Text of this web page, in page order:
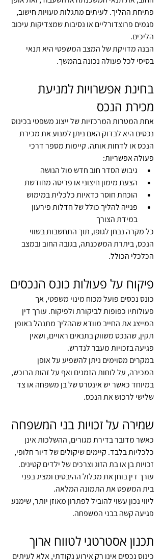
פתיחת ההליך. לעיתים מתגלות טעויות חישוב,
פגמים פרוצדורליים או נסיבות שמצדיקות עיכוב
הליכים.
הבנה מדויקת של המצב המשפטי היא תנאי
בסיסי לכל פעולה נכונה בהמשך.
בחינת אפשרויות למניעת
מכירת הנכס
אחת המטרות המרכזיות של ייצוג משפטי בכינוס
נכסים היא לבדוק האם ניתן למנוע את מכירת
הנכס או לדחות אותה. קיימות מספר דרכי
פעולה אפשריות:
גיבוש הסדר חוב חדש מול הנושה
הצעת מימון חיצוני או פריסה מחודשת
הוכחת חוסר כדאיות כלכלית במימוש
פנייה להליך כולל של חדלות פירעון
במידת הצורך
כל מקרה נבחן לגופו, תוך התחשבות בשווי
הנכס, ביתרת המשכנתה, בגובה החוב ובמצב
הכלכלי הכולל.
פיקוח על פעולות כונס הנכסים
כונס נכסים פועל מכוח מינוי משפטי, אך
פעולותיו כפופות לביקורת ולפיקוח. עורך דין
המייצג את החייב מוודא שההליך מתנהל באופן
תקין, שהנכס משווק בתנאים ראויים, ושאין
פגיעה בזכויות מעבר לנדרש.
במקרים מסוימים ניתן להשפיע על אופן
המכירה, על לוחות הזמנים ואף על זהות הרוכש,
במיוחד כאשר יש אינטרס של בן משפחה או צד
שלישי לרכוש את הנכס.
שמירה על זכויות בני המשפחה
כאשר מדובר בדירת מגורים, ההשלכות אינן
כלכליות בלבד. קיימים שיקולים של דיור חלופי,
זכויות בן או בת הזוג וצרכים של ילדים קטינים.
עורך דין בוחן את מכלול ההיבטים ומציג בפני
בית המשפט את התמונה המלאה.
ליווי נכון עשוי להוביל לפתרון מאוזן יותר, שימנע
פגיעה קשה בבני המשפחה.
תכנון אסטרטגי לטווח ארוך
כינוס נכסים אינו רק אירוע נקודתי, אלא לעיתים